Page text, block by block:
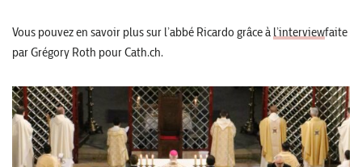
Vous pouvez en savoir plus sur l’abbé Ricardo grâce à l’interviewfaite
par Grégory Roth pour Cath.ch.